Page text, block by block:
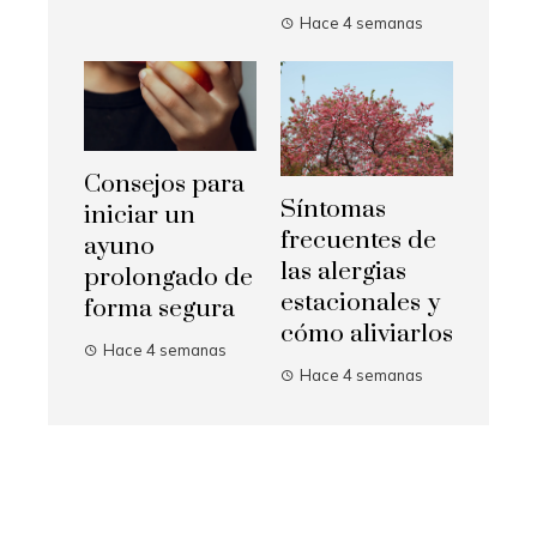
Hace 4 semanas
Consejos para
iniciar un
ayuno
prolongado de
forma segura
Hace 4 semanas
Síntomas
frecuentes de
las alergias
estacionales y
cómo aliviarlos
Hace 4 semanas